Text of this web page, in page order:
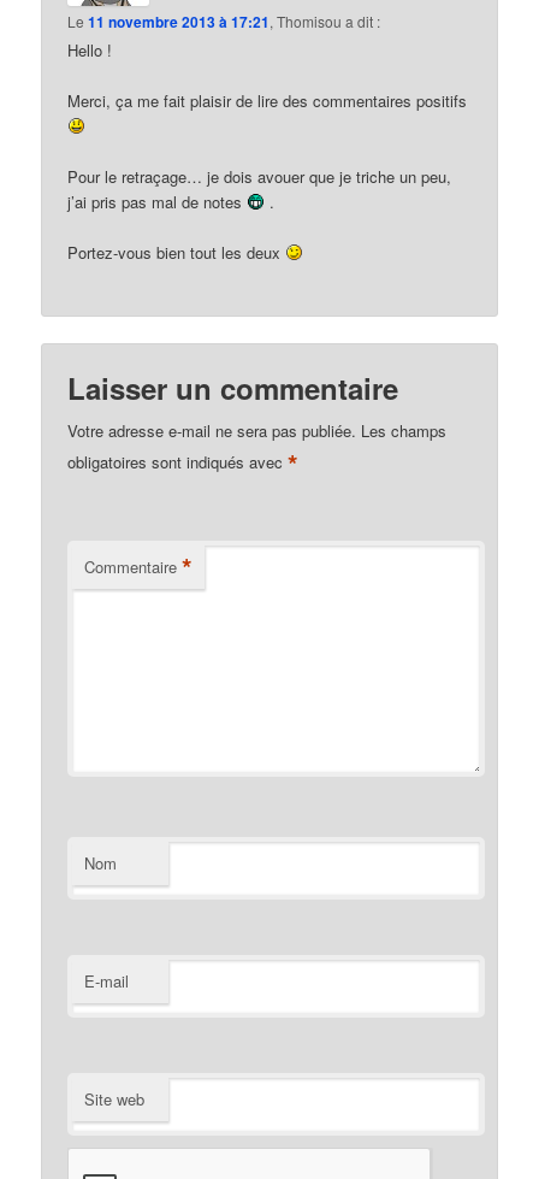
Le11 novembre 2013 à 17:21,Thomisou a dit :
Hello !
Merci, ça me fait plaisir de lire des commentaires positifs
Pour le retraçage… je dois avouer que je triche un peu,
j’ai pris pas mal de notes
.
Portez-vous bien tout les deux
Laisser un commentaire
Votre adresse e-mail ne sera pas publiée. Les champs
obligatoires sont indiqués avec*
Commentaire *
Nom
E-mail
Site web